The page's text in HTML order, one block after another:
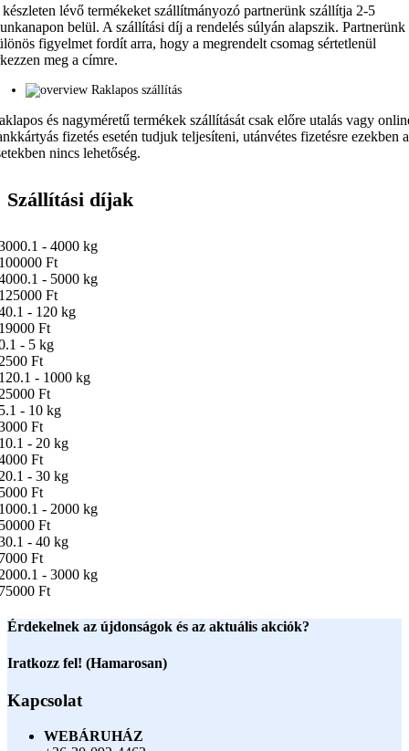
lévő termékeket szállítmányozó partnerünk szállítja 2-5
belül. A szállítási díj a rendelés súlyán alapszik. Partnerünk
figyelmet fordít arra, hogy a megrendelt csomag sértetlenül
meg a címre.
Raklapos szállítás
és nagyméretű termékek szállítását csak előre utalás vagy
fizetés esetén tudjuk teljesíteni, utánvétes fizetésre ezekben
nincs lehetőség.
Szállítási díjak
- 4000 kg
Ft
- 5000 kg
Ft
- 120 kg
Ft
- 5 kg
Ft
- 1000 kg
Ft
- 10 kg
Ft
- 20 kg
Ft
- 30 kg
Ft
- 2000 kg
Ft
- 40 kg
Ft
- 3000 kg
Ft
Érdekelnek az újdonságok és az aktuális akciók?
Iratkozz fel! (Hamarosan)
Kapcsolat
WEBÁRUHÁZ